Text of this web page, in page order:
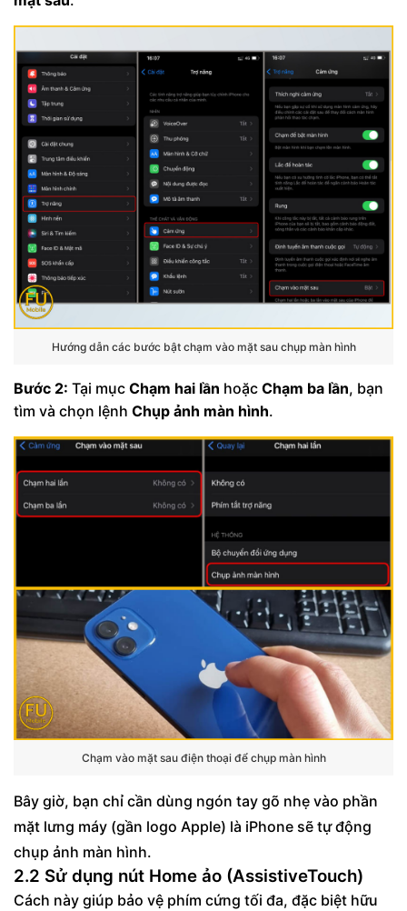
Hướng dẫn các bước bật chạm vào mặt sau chụp màn hình
Bước 2: Tại mục Chạm hai lần hoặc Chạm ba lần, bạn
tìm và chọn lệnh Chụp ảnh màn hình.
Chạm vào mặt sau điện thoại để chụp màn hình
Bây giờ, bạn chỉ cần dùng ngón tay gõ nhẹ vào phần
mặt lưng máy (gần logo Apple) là iPhone sẽ tự động
chụp ảnh màn hình.
2.2 Sử dụng nút Home ảo (AssistiveTouch)
Cách này giúp bảo vệ phím cứng tối đa, đặc biệt hữu